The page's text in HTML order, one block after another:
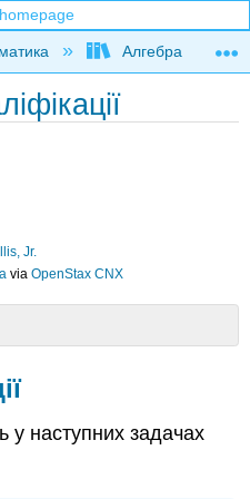
hierarchyАлгебра
Jr.
via OpenStax CNX
у наступних задачах